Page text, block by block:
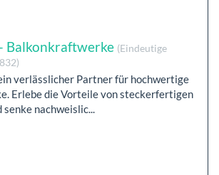
Balkonkraftwerke (Eindeutige
verlässlicher Partner für hochwertige
Erlebe die Vorteile von steckerfertigen
senke nachweislic...